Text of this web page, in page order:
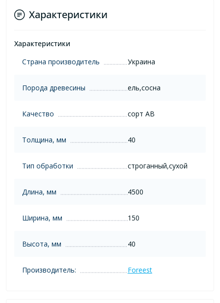
Характеристики
Характеристики
Страна производитель
Украина
Порода древесины ель,сосна
Качество сорт AB
Толщина, мм 40
Тип обработки строганный,сухой
Длина, мм 4500
Ширина, мм 150
Высота, мм 40
Производитель: Foreest